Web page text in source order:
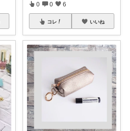
0 0 6
コレ いいね